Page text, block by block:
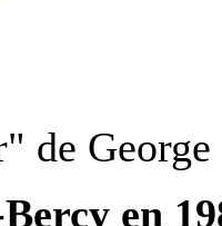
de
en